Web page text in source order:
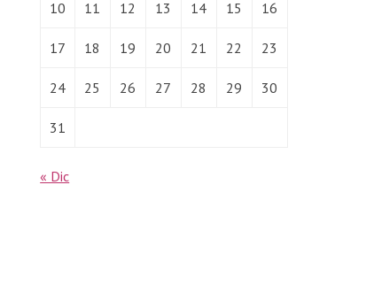
10 11 12 13 14 15 16
17 18 19 20 21 22 23
24 25 26 27 28 29 30
31
« Dic